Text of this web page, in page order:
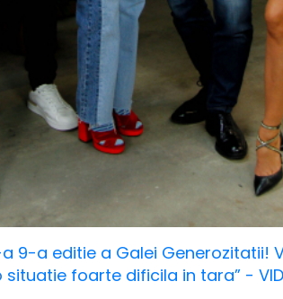
9-a editie a Galei Generozitatii!
foarte dificila in tara” -